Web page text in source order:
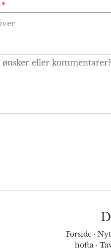
*
Forside ·
hofta·